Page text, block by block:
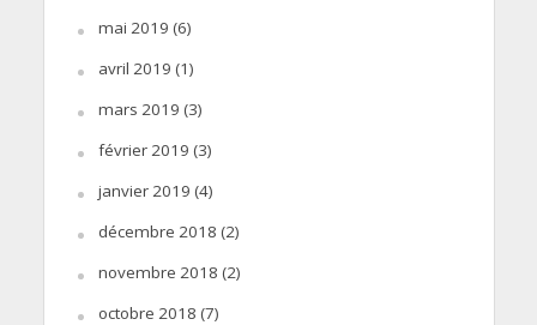
mai 2019 (6)
avril 2019 (1)
mars 2019 (3)
février 2019 (3)
janvier 2019 (4)
décembre 2018 (2)
novembre 2018 (2)
octobre 2018 (7)